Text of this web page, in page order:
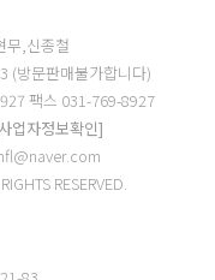
무,신종철
(방문판매불가합니다)
팩스 031-769-8927
업자정보확인]
RESERVED.